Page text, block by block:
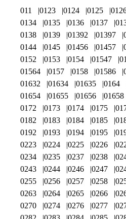
011 0123 0124 0125
0134
0135 0136 0137
0138
0139 01392 01397
0144
0145 01456 01457
0152
0153 0154 01547
01564
0157 0158 01586
01632
01634 01635 0164
01654
01655 01656 01658
0172
0173 0174 0175
0182
0183 0184 0185
0192
0193 0194 0195
0223
0224 0225 0226
0234
0235 0237 0238
0243
0244 0246 0247
0255
0256 0257 0258
0263
0264 0265 0266
0270
0274 0276 0277